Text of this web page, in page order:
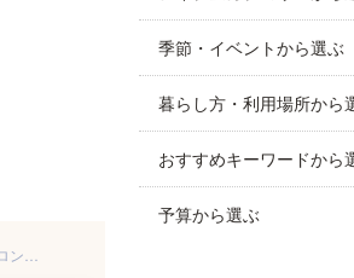
季節・イベントから選ぶ
暮らし方・利用場所から
おすすめキーワードから
予算から選ぶ